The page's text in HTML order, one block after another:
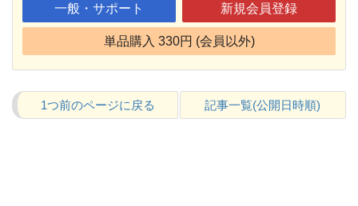
一般・サポート 新規会員登録
単品購入 330円 (会員以外)
1つ前のページに戻る 記事一覧(公開日時順)